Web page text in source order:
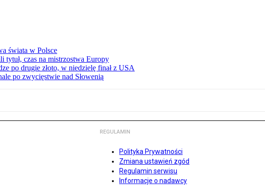
świata w Polsce
tytuł, czas na mistrzostwa Europy
po drugie złoto, w niedzielę finał z USA
po zwycięstwie nad Słowenią
REGULAMIN
Polityka Prywatności
Zmiana ustawień zgód
Regulamin serwisu
Informacje o nadawcy